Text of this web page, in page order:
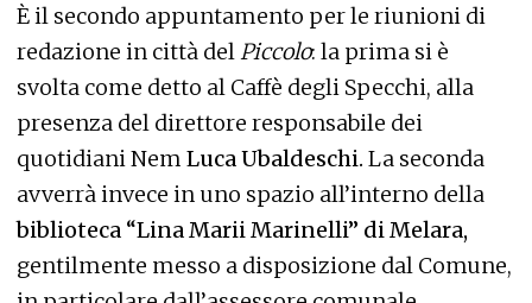
È il secondo appuntamento per le riunioni di
redazione in città delPiccolo: la prima si è
svolta come detto al Caffè degli Specchi, alla
presenza del direttore responsabile dei
quotidiani Nem Luca Ubaldeschi. La seconda
avverrà invece in uno spazio all’interno della
biblioteca “Lina Marii Marinelli” di Melara,
gentilmente messo a disposizione dal Comune,